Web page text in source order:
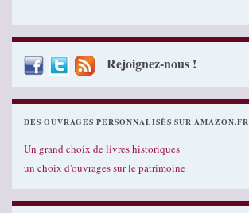
Rejoignez-nous !
DES OUVRAGES PERSONNALISÉS SUR AMAZON.FR
Un grand choix de livres historiques
un choix d'ouvrages sur le patrimoine